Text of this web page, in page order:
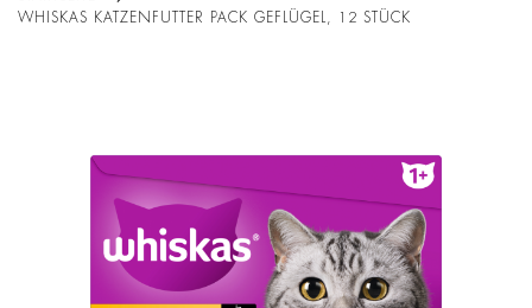
WHISKAS KATZENFUTTER PACK GEFLÜGEL, 12 STÜCK
Bildgalerie